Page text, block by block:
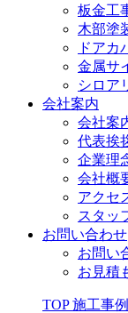
板金工
木部塗
ドアカ
金属サ
シロア
会社案内
会社案
代表挨
企業理
会社概
アクセ
スタッ
お問い合わせ
お問い
お見積
TOP 施工事例